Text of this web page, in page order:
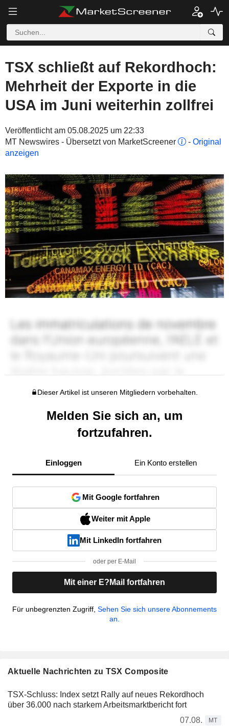
TSX schließt auf Rekordhoch:
Mehrheit der Exporte in die
USA im Juni weiterhin zollfrei
Veröffentlicht am 05.08.2025 um 22:33
MT Newswires - Übersetzt von MarketScreener
- Original
anzeigen
Dieser Artikel ist unseren Mitgliedern vorbehalten.
Melden Sie sich an, um
fortzufahren.
Einloggen Ein Konto erstellen
Mit Google fortfahren
Weiter mit Apple
Mit LinkedIn fortfahren
oder per E-Mail
Mit einer E?Mail fortfahren
Für unbegrenzten Zugriff, Sehen Sie sich unsere Abonnements
an.
Aktuelle Nachrichten zu TSX Composite
TSX-Schluss: Index setzt Rally auf neues Rekordhoch
über 36.000 nach starkem Arbeitsmarktbericht fort
07.08.
MT